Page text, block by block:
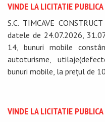
VINDE LA LICITATIE
S.C. TIMCAVE
datele de 24.07.2026,
14, bunuri mobile
autoturisme,
bunuri mobile, la prețul de
VINDE LA LICITATIE